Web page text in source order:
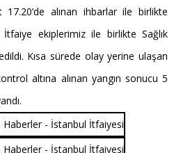
alınan ihbarlar ile birlikte
İtfaiye ekiplerimiz ile birlikte Sağlık
Kısa sürede olay yerine ulaşan
altına alınan yangın sonucu 5